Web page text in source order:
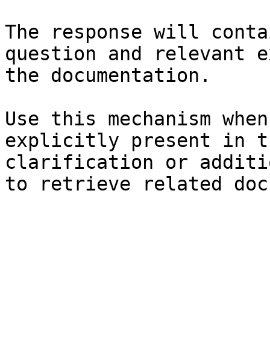
The response will
question and relevant
the documentation.
Use this mechanism
explicitly present in
clarification or